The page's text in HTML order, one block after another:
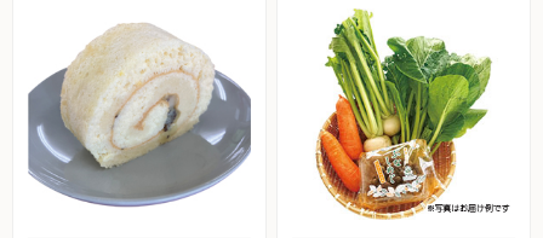
定期購入について